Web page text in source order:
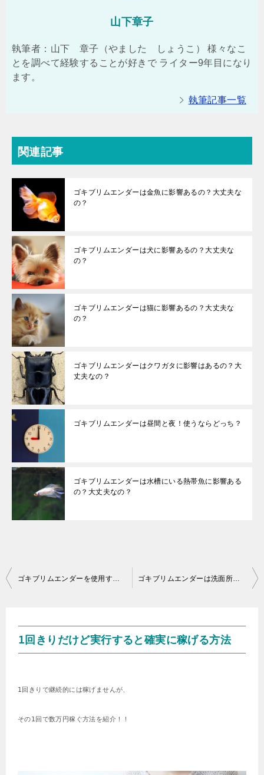
山下章子
執筆者：山下 章子（やました しょうこ） 様々なこ
とを調べて経験することが好きで ライター9年目になり
ます。
執筆記事一覧
関連記事
ゴキブリムエンダーは金魚に影響あるの？大丈夫な
の？
ゴキブリムエンダーは犬に影響あるの？大丈夫な
の？
ゴキブリムエンダーは猫に影響あるの？大丈夫な
の？
ゴキブリムエンダーはクワガタに影響はあるの？大
丈夫なの？
ゴキブリムエンダーは昼間と夜！使うならどっち？
ゴキブリムエンダーは水槽にいる熱帯魚に影響ある
の？大丈夫なの？
投
ゴキブリムエンダーを使用するとき食器はどうしたらいいの？ ゴキブリムエンダーは洗面所洗濯機のあるところではどうやって使うの？
1回きりだけど実行すると確実に稼げる方法
1回きりで継続的には稼げませんが、
その1回で数万円稼ぐ方法を紹介！！